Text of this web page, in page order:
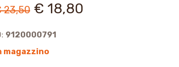
23,50 € 18,80
9120000791
magazzino